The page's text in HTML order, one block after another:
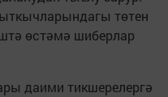
төтен
өстәмә шиберлар
даими тикшерелергә